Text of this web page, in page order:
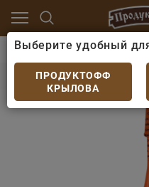
Соусы, маринады
Соус Медведь
Выберите удобный
ПРОДУКТОФФ
КРЫЛОВА